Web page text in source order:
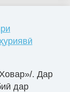
. Дар
дар